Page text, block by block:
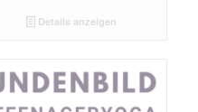
Details anzeigen